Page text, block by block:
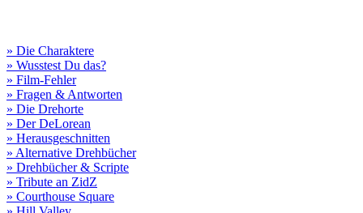
» Die Charaktere
» Wusstest Du das?
» Film-Fehler
» Fragen & Antworten
» Die Drehorte
» Der DeLorean
» Herausgeschnitten
» Alternative Drehbücher
» Drehbücher & Scripte
» Tribute an ZidZ
» Courthouse Square